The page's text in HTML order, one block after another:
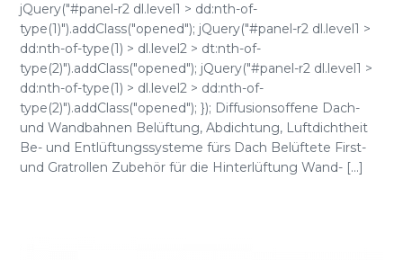
jQuery("#panel-r2 dl.level1 > dd:nth-of-
type(1)").addClass("opened"); jQuery("#panel-r2 dl.level1 >
dd:nth-of-type(1) > dl.level2 > dt:nth-of-
type(2)").addClass("opened"); jQuery("#panel-r2 dl.level1 >
dd:nth-of-type(1) > dl.level2 > dd:nth-of-
type(2)").addClass("opened"); }); Diffusionsoffene Dach-
und Wandbahnen Belüftung, Abdichtung, Luftdichtheit
Be- und Entlüftungssysteme fürs Dach Belüftete First-
und Gratrollen Zubehör für die Hinterlüftung Wand- [...]